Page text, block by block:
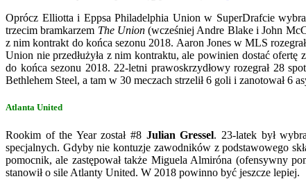
Oprócz Elliotta i Eppsa Philadelphia Union w SuperDrafcie
trzecim bramkarzem The Union(wcześniej Andre Blake i John
z nim kontrakt do końca sezonu 2018. Aaron Jones w MLS
Union nie przedłużyła z nim kontraktu, ale powinien dostać
do końca sezonu 2018. 22-letni prawoskrzydłowy rozegrał 28
Bethlehem Steel, a tam w 30 meczach strzelił 6 goli i zanotował 6
Atlanta United
Rookim of the Year został #8 Julian Gressel. 23-latek był
specjalnych. Gdyby nie kontuzje zawodników z podstawowego
pomocnik, ale zastępował także Miguela Almiróna (ofensywny
stanowił o sile Atlanty United. W 2018 powinno być jeszcze lepiej.